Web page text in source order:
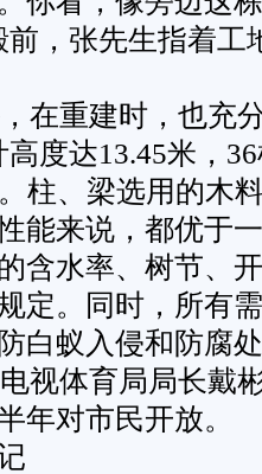
前，张先生指着工
在重建时，也充
度达13.45米，
柱、梁选用的木
能来说，都优于
含水率、树节、
定。同时，所有
白蚁入侵和防腐
视体育局局长戴
年对市民开放。